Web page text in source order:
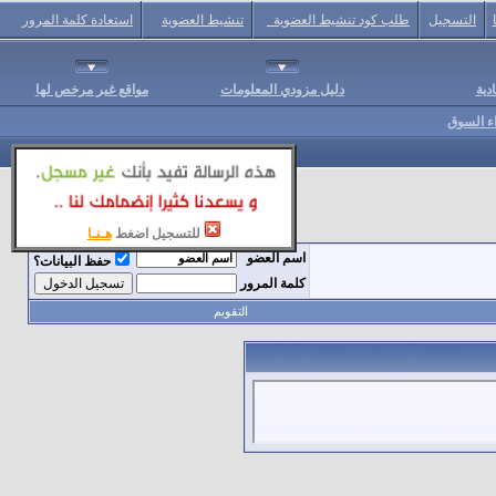
للتسجيل اضغط هـنـا
التسجيل طلب كود تنشيط العضوية تنشيط العضوية استعادة كلمة المرور
دليل مزودي المعلومات مواقع غير مرخص لها
السوق
اسم العضو
حفظ البيانات؟
كلمة المرور
التقويم